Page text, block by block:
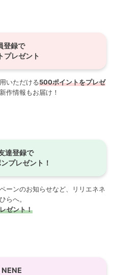
登録で
プレゼント
いただける500ポイントをプレゼ
作情報もお届け！
達登録で
プレゼント！
ーンのお知らせなど、リリエネネ
らへ。
ゼント！